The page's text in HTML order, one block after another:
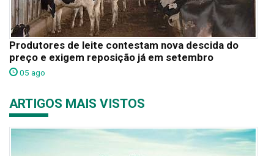
Produtores de leite contestam nova descida do
preço e exigem reposição já em setembro
05 ago
ARTIGOS MAIS VISTOS